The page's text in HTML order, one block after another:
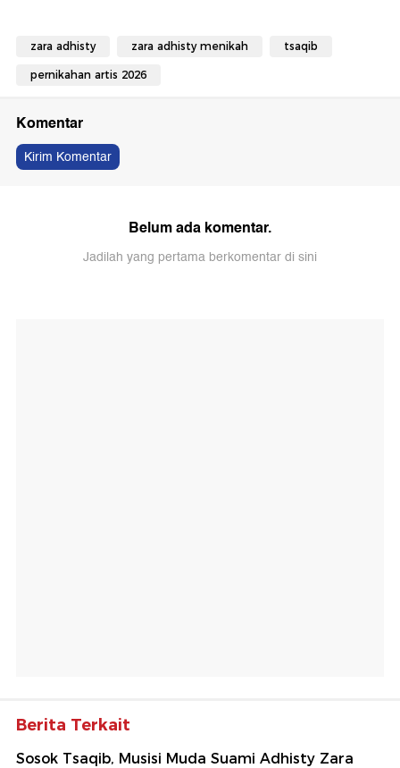
zara adhisty zara adhisty menikah tsaqib
pernikahan artis 2026
Komentar
Kirim Komentar
Belum ada komentar.
Jadilah yang pertama berkomentar di sini
Berita Terkait
Sosok Tsaqib, Musisi Muda Suami Adhisty Zara